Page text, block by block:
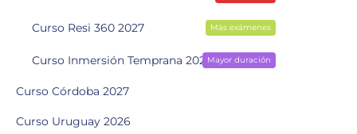
Curso Resi 360 2027 Más exámenes
Curso Inmersión Temprana 2028Mayor duración
Curso Córdoba 2027
Curso Uruguay 2026